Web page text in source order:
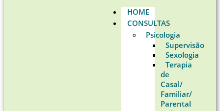
HOME
CONSULTAS
Psicologia
Supervisão
Sexologia
Terapia
de
Casal/
Familiar/
Parental